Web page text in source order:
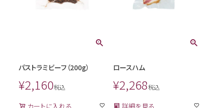
パストラミビーフ（200g）
¥2,160税込
カートに入れる
ロースハム
¥2,268税込
詳細を見る